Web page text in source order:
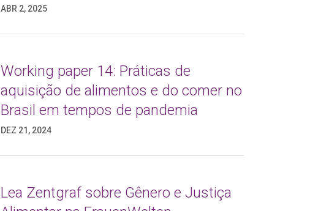
ABR 2, 2025
Working paper 14: Práticas de
aquisição de alimentos e do comer no
Brasil em tempos de pandemia
DEZ 21, 2024
Lea Zentgraf sobre Gênero e Justiça